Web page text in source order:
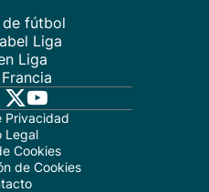
de fútbol
Liga
Liga
Privacidad
Legal
Cookies
de Cookies